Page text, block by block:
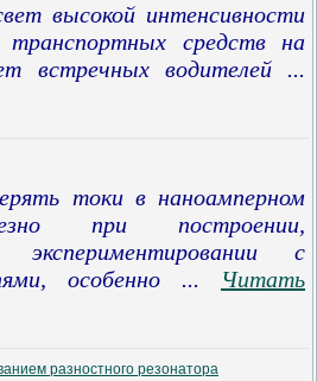
высокой интенсивности
средств на
встречных водителей
...
токи в наноамперном
при построении,
с
особенно ... Читать
разностного резонатора